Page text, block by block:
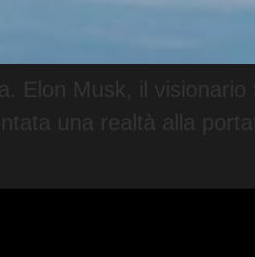
Elon Musk, il visionario
una realtà alla